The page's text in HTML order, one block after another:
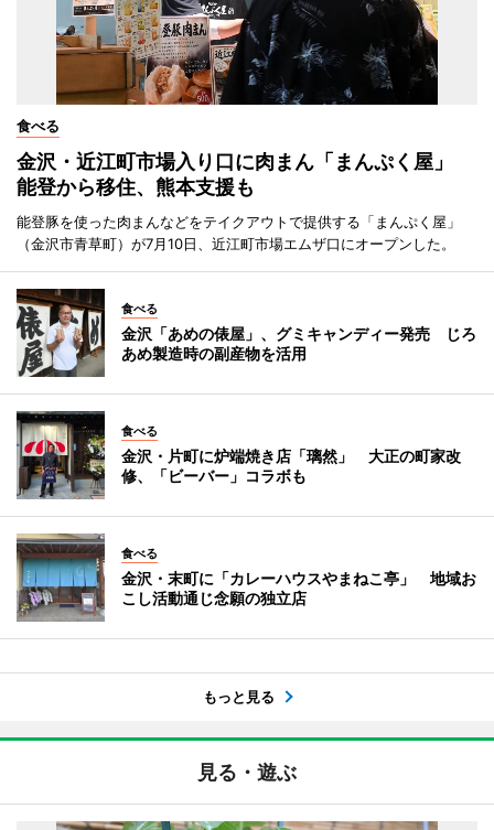
食べる
金沢・近江町市場入り口に肉まん「まんぷく屋」
能登から移住、熊本支援も
能登豚を使った肉まんなどをテイクアウトで提供する「まんぷく屋」
（金沢市青草町）が7月10日、近江町市場エムザ口にオープンした。
食べる
金沢「あめの俵屋」、グミキャンディー発売 じろ
あめ製造時の副産物を活用
食べる
金沢・片町に炉端焼き店「璃然」 大正の町家改
修、「ビーバー」コラボも
食べる
金沢・末町に「カレーハウスやまねこ亭」 地域お
こし活動通じ念願の独立店
もっと見る
見る・遊ぶ